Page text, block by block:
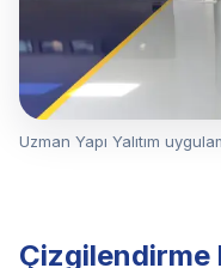
Uzman Yapı Yalıtım
Çizgilendirme